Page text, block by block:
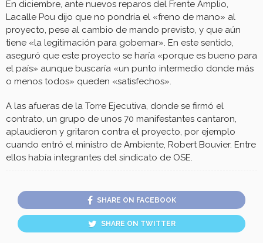
En diciembre, ante nuevos reparos del Frente Amplio,
Lacalle Pou dijo que no pondría el «freno de mano» al
proyecto, pese al cambio de mando previsto, y que aún
tiene «la legitimación para gobernar». En este sentido,
aseguró que este proyecto se haría «porque es bueno para
el país» aunque buscaría «un punto intermedio donde más
o menos todos» queden «satisfechos».
A las afueras de la Torre Ejecutiva, donde se firmó el
contrato, un grupo de unos 70 manifestantes cantaron,
aplaudieron y gritaron contra el proyecto, por ejemplo
cuando entró el ministro de Ambiente, Robert Bouvier. Entre
ellos había integrantes del sindicato de OSE.
SHARE ON FACEBOOK
SHARE ON TWITTER